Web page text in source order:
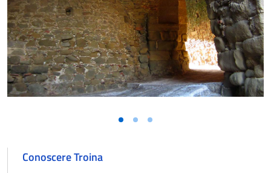
Conoscere Troina